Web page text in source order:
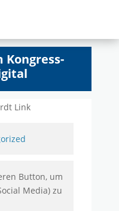
Kongress-
Button, um
Media) zu